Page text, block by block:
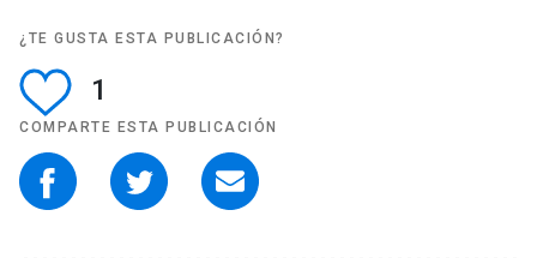
¿TE GUSTA ESTA PUBLICACIÓN?
1
COMPARTE ESTA PUBLICACIÓN